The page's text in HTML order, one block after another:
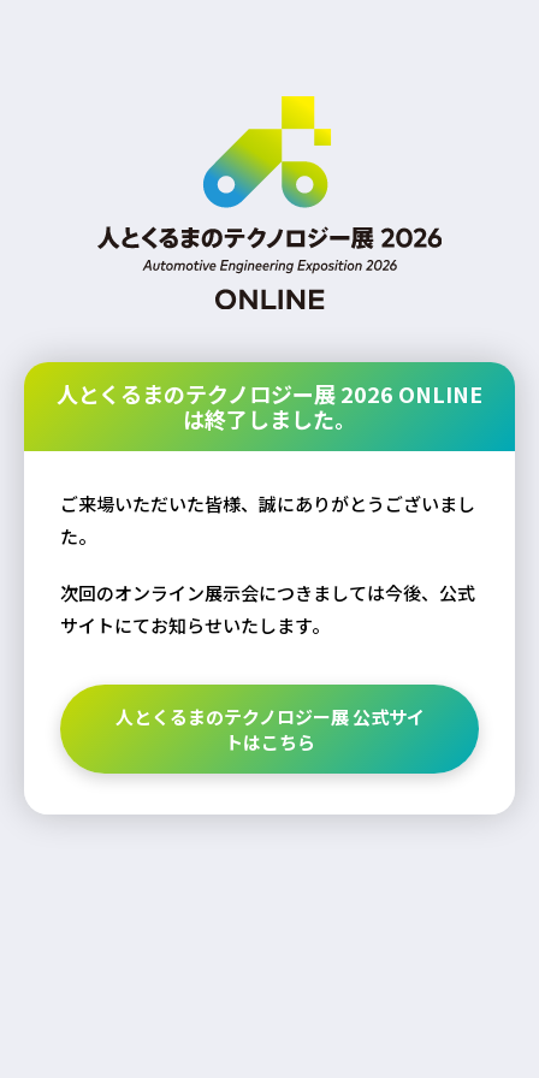
人とくるまのテクノロジー展 2026 ONLINE
は終了しました。
ご来場いただいた皆様、誠にありがとうございまし
た。
次回のオンライン展示会につきましては今後、公式
サイトにてお知らせいたします。
人とくるまのテクノロジー展 公式サイ
トはこちら